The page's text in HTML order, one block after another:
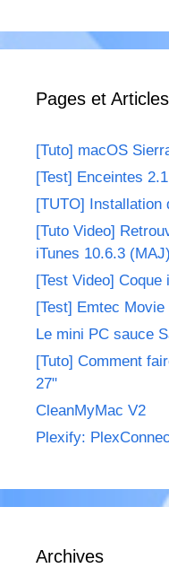
Pages et
[Tuto] macOS
[Test] Enceintes
[TUTO] Installation
[Tuto Video]
iTunes 10.6.3 (MAJ)
[Test Video] Coque
[Test] Emtec Movie
Le mini PC sauce
[Tuto] Comment
27"
CleanMyMac V2
Plexify:
Archives